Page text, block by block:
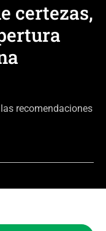
certezas,
recomendaciones